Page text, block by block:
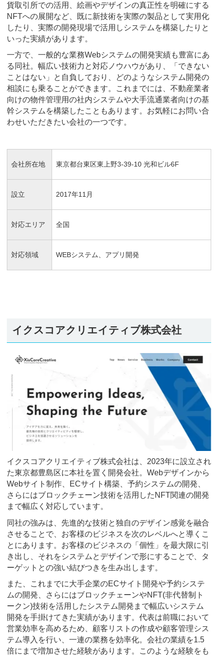
貨取引所での活用、絵画やデザインの真正性を明確にする
NFTへの展開など、既に新技術を実際の製品として実用化
したり、実際の開発現場で活用しシステムを構築したりと
いった実績があります。
一方で、一般的な業務Webシステムの開発実績も豊富にあ
る同社。幅広い技術力と対応ノウハウがあり、「できない
ことはない」と自負しており、どのようなシステム開発の
相談にも乗ることができます。これまでには、不動産業者
向けの物件管理用の社内システムや大手流通業者向けの基
幹システムを構築したこともあります。お気軽にお問い合
わせいただきたい会社の一つです。
会社所在地 東京都台東区東上野3-39-10 光和ビル6F
設立 2017年11月
対応エリア 全国
対応領域 WEBシステム、アプリ開発
イクスコアクリエイティブ株式会社
イクスコアクリエイティブ株式会社は、2023年に設立され
た東京都豊島区に本社を置く開発会社。Webデザインから
Webサイト制作、ECサイト構築、予約システムの開発、
さらにはブロックチェーン技術を活用したNFT関連の開発
まで幅広く対応しています。
同社の強みは、先進的な技術と独自のデザイン感覚を融合
させることで、お客様のビジネスを次のレベルへと導くこ
とにあります。お客様のビジネスの「個性」を最大限に引
き出し、それをシステムとデザインで形にすることで、タ
ーゲットとの強い結びつきを生み出します。
また、これまでに大手企業のECサイト開発や予約システ
ムの開発、さらにはブロックチェーンやNFT(非代替制ト
ークン)技術を活用したシステム開発まで幅広いシステム
開発を手掛けてきた実績があります。代表は前職において
営業効率を高めるため、顧客リストの作成や顧客管理シス
テム導入を行い、一連の業務を効率化。会社の業績を1.5
倍にまで増加させた経験があります。このような経験をも